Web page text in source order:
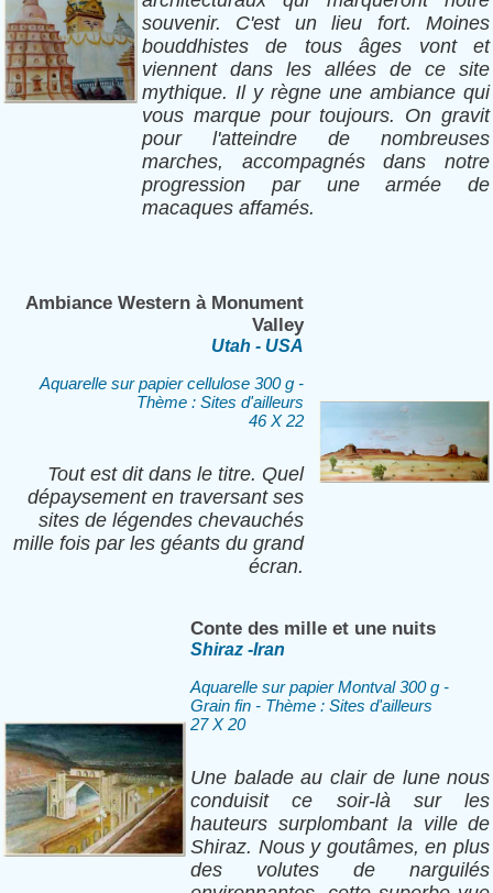
souvenir. C'est un lieu fort. Moines
bouddhistes de tous âges vont et
viennent dans les allées de ce site
mythique. Il y règne une ambiance qui
vous marque pour toujours. On gravit
pour l'atteindre de nombreuses
marches, accompagnés dans notre
progression par une armée de
macaques affamés.
Ambiance Western à Monument
Valley
Utah - USA
Aquarelle sur papier cellulose 300 g -
Thème : Sites d'ailleurs
46 X 22
Tout est dit dans le titre. Quel
dépaysement en traversant ses
sites de légendes chevauchés
mille fois par les géants du grand
écran.
Conte des mille et une nuits
Shiraz -Iran
Aquarelle sur papier Montval 300 g -
Grain fin - Thème : Sites d'ailleurs
27 X 20
Une balade au clair de lune nous
conduisit ce soir-là sur les
hauteurs surplombant la ville de
Shiraz. Nous y goutâmes, en plus
des volutes de narguilés